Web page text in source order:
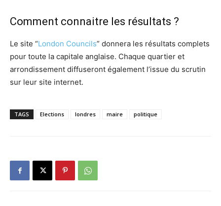
Comment connaitre les résultats ?
Le site “London Councils” donnera les résultats complets
pour toute la capitale anglaise. Chaque quartier et
arrondissement diffuseront également l’issue du scrutin
sur leur site internet.
TAGS Elections londres maire politique